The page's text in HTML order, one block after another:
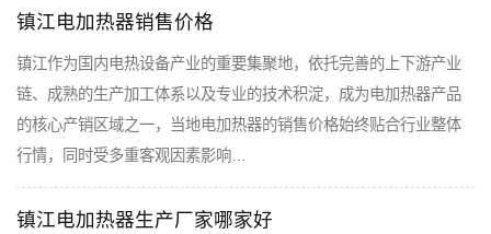
镇江电加热器销售价格
镇江作为国内电热设备产业的重要集聚地，依托完善的上下游产业
链、成熟的生产加工体系以及专业的技术积淀，成为电加热器产品
的核心产销区域之一，当地电加热器的销售价格始终贴合行业整体
行情，同时受多重客观因素影响…
镇江电加热器生产厂家哪家好